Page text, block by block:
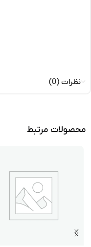
نظرات (0)
محصولات مرتبط